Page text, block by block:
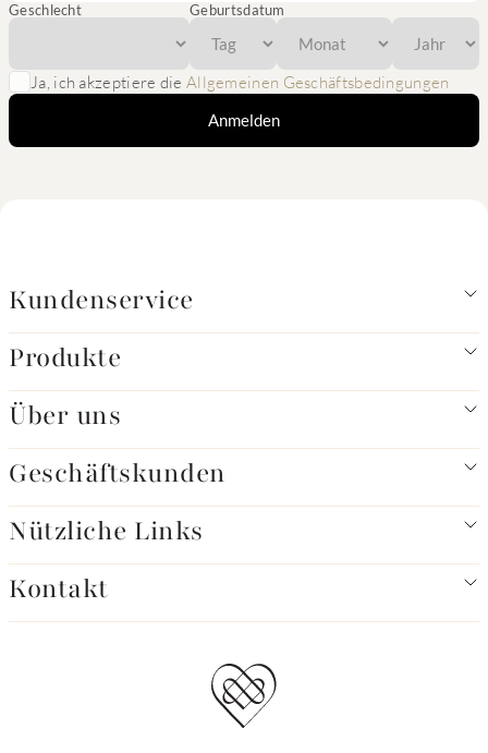
Geschlecht Geburtsdatum
Ja, ich akzeptiere die Allgemeinen Geschäftsbedingungen
Anmelden
Kundenservice
Produkte
Über uns
Geschäftskunden
Nützliche Links
Kontakt